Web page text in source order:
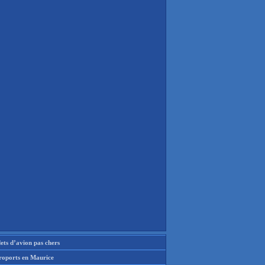
d’avion pas chers
en Maurice